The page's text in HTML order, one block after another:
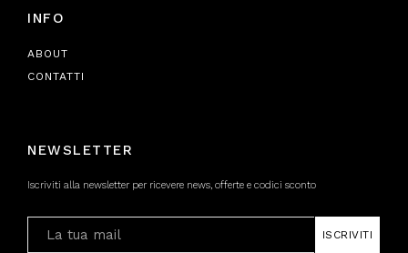
INFO
ABOUT
CONTATTI
NEWSLETTER
Iscriviti alla newsletter per ricevere news, offerte e codici sconto
ISCRIVITI